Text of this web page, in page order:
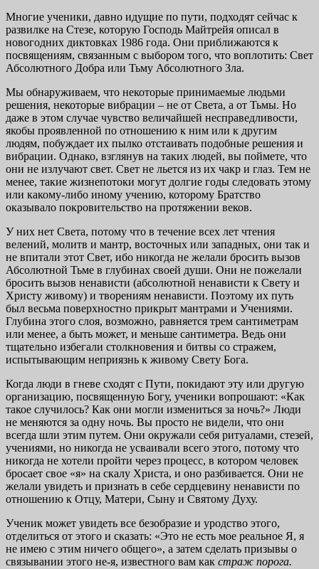
Многие ученики, давно идущие по пути, подходят сейчас к
развилке на Стезе, которую Господь Майтрейя описал в
новогодних диктовках 1986 года. Они прибли­жаются к
посвящениям, связанным с выбором того, что воплотить: Свет
Абсолютного Добра или Тьму Абсолют­ного Зла.
Мы обнаруживаем, что некоторые принимаемые людь­ми
решения, некоторые вибрации – не от Света, а от Тьмы. Но
даже в этом случае чувство величайшей несправедливо­сти,
якобы проявленной по отношению к ним или к другим
людям, побуждает их пылко отстаивать подобные решения и
вибрации. Однако, взглянув на таких людей, вы поймете, что
они не излучают свет. Свет не льется из их чакр и глаз. Тем не
менее, такие жизнепотоки могут долгие годы следо­вать этому
или какому-либо иному учению, которому Брат­ство
оказывало покровительство на протяжении веков.
У них нет Света, потому что в течение всех лет чтения
велений, молитв и мантр, восточных или западных, они так и
не впитали этот Свет, ибо никогда не желали бро­сить вызов
Абсолютной Тьме в глубинах своей души. Они не пожелали
бросить вызов ненависти (абсолютной нена­висти к Свету и
Христу живому) и творениям ненависти. Поэтому их путь
был весьма поверхностно прикрыт ман­трами и Учениями.
Глубина этого слоя, возможно, равня­ется трем сантиметрам
или менее, а быть может, и меньше сантиметра. Ведь они
тщательно избегали столкновения и битвы со стражем,
испытывающим неприязнь к живому Свету Бога.
Когда люди в гневе сходят с Пути, покидают эту или другую
организацию, посвященную Богу, ученики вопро­шают: «Как
такое случилось? Как они могли измениться за ночь?» Люди
не меняются за одну ночь. Вы просто не ви­дели, что они
всегда шли этим путем. Они окружали себя ритуалами, стезей,
учениями, но никогда не усваивали все­го этого, потому что
никогда не хотели пройти через про­цесс, в котором человек
бросает свое «я» на скалу Христа, и оно разбивается. Они не
желали увидеть и признать в себе сердцевину ненависти по
отношению к Отцу, Матери, Сыну и Святому Духу.
Ученик может увидеть все безобразие и уродство этого,
отделиться от этого и сказать: «Это не есть мое реальное Я, я
не имею с этим ничего общего», а затем сделать при­зывы о
связывании этого не-я, известного вам как страж порога.